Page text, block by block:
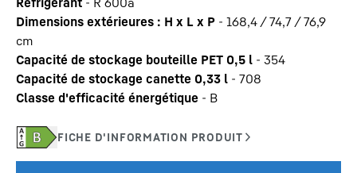
Dimensions extérieures : H x L x P - 168,4 / 74,7 / 76,9
cm
Capacité de stockage bouteille PET 0,5 l - 354
Capacité de stockage canette 0,33 l - 708
Classe d'efficacité énergétique - B